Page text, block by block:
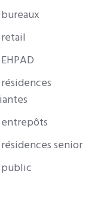
senior